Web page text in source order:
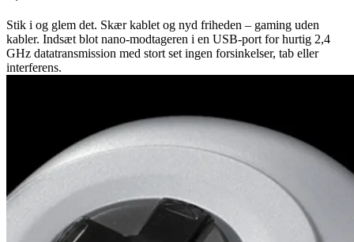
Stik i og glem det. Skær kablet og nyd friheden – gaming uden
kabler. Indsæt blot nano-modtageren i en USB-port for hurtig 2,4
GHz datatransmission med stort set ingen forsinkelser, tab eller
interferens.